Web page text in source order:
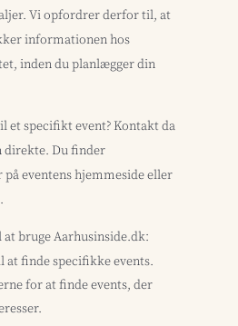
Vi opfordrer derfor til, at
informationen hos
inden du planlægger din
et specifikt event? Kontakt da
direkte. Du finder
eventens hjemmeside eller
bruge Aarhusinside.dk:
at finde specifikke events.
for at finde events, der